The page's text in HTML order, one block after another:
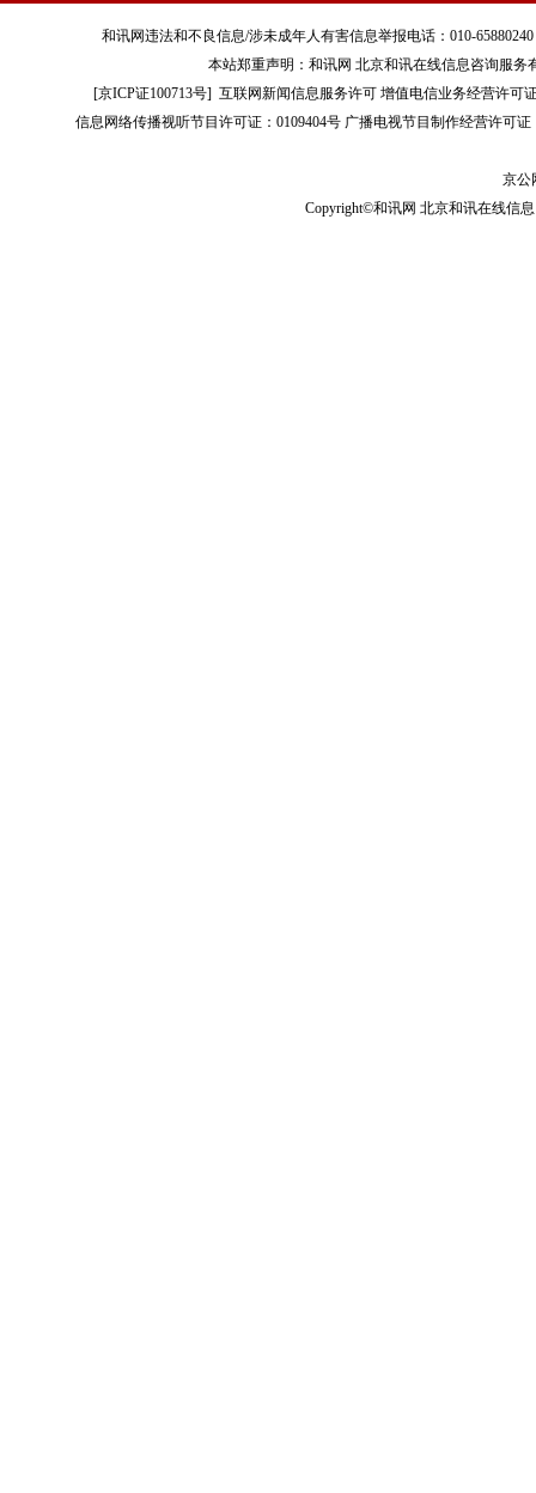
和讯网违法和不良信息/涉未成年人有害信息举报电话：010-
本站郑重声明：和讯网 北京和讯在线信息咨询服
[京ICP证100713号]互联网新闻信息服务许可 增值电信业务经营许可
信息网络传播视听节目许可证：0109404号 广播电视节目制作经营许可证
京公
Copyright©和讯网 北京和讯在线信